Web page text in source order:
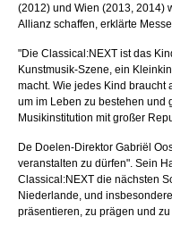
(2012) und Wien (2013, 2014)
Allianz schaffen, erklärte
"Die Classical:NEXT ist das
Kunstmusik-Szene, ein
macht. Wie jedes Kind braucht
um im Leben zu bestehen und
Musikinstitution mit großer
De Doelen-Direktor Gabriël
veranstalten zu dürfen". Sein
Classical:NEXT die nächsten
Niederlande, und
präsentieren, zu prägen und